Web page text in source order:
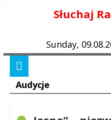
Słuchaj
Sunday,
Audycje